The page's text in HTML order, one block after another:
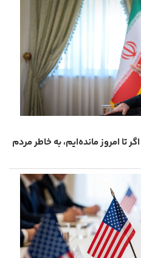
تا امروز مانده‌ایم، به ‌خاطر مردم